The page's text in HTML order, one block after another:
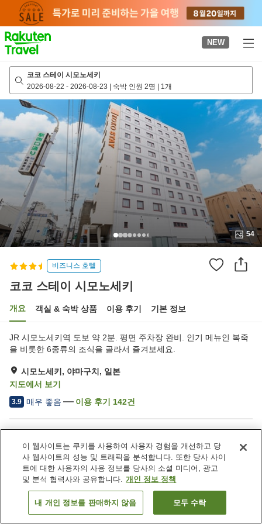
page
NEW
코코 스테이 시모노세키
2026-08-22 - 2026-08-23 | 숙박 인원 2명 | 1개
54
비즈니스 호텔
코코 스테이 시모노세키
개요 객실 & 숙박 상품 이용 후기 기본 정보
JR 시모노세키역 도보 약 2분. 평면 주차장 완비. 인기 메뉴인 복죽
을 비롯한 6종류의 조식을 골라서 즐겨보세요.
시모노세키, 야마구치, 일본
지도에서 보기
3.9 매우 좋음 이용 후기 142건
주차장
스파 / 미용실
레스토랑
일본식 술집 코너
객실 보기
이 웹사이트는 쿠키를 사용하여 사용자 경험을 개선하고 당
사 웹사이트의 성능 및 트래픽을 분석합니다. 또한 당사 사이
트에 대한 사용자의 사용 정보를 당사의 소셜 미디어, 광고
및 분석 협력사와 공유합니다. 개인 정보 정책
내 개인 정보를 판매하지 않음 모두 수락